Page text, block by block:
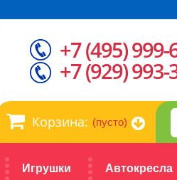
Корзина: (пусто)
Игрушки Автокресла
+7 (495) 999-
+7 (929) 993-